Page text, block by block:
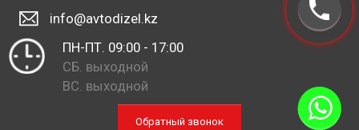
info@avtodizel.kz
ПН-ПТ. 09:00 - 17:00
СБ. выходной
ВС. выходной
Обратный звонок